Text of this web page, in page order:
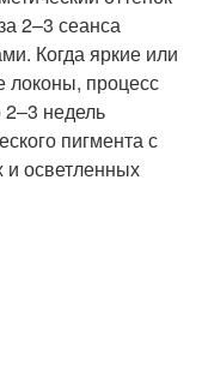
для жирной кожи
2–3 сеанса
Когда яркие или
локоны, процесс
недель
пигмента с
осветленных